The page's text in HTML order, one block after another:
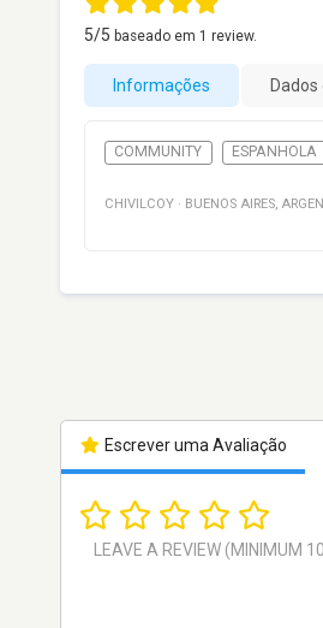
5/5 baseado em 1 review.
Informações
COMMUNITY ESPANHOLA
CHIVILCOY · BUENOS AIRES,
Escrever uma Avaliação